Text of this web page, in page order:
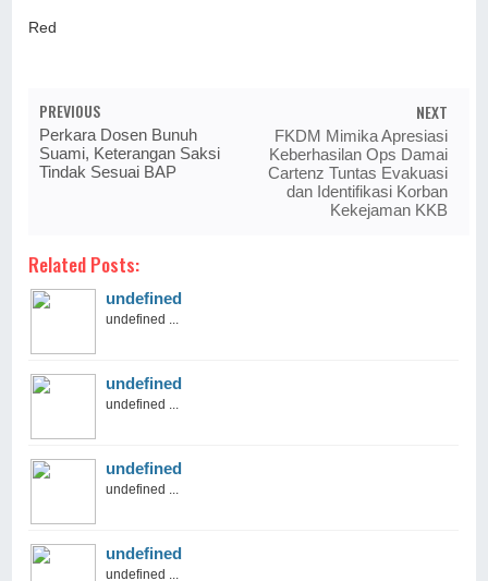
Red
PREVIOUS
Perkara Dosen Bunuh
Suami, Keterangan Saksi
Tindak Sesuai BAP
NEXT
FKDM Mimika Apresiasi
Keberhasilan Ops Damai
Cartenz Tuntas Evakuasi
dan Identifikasi Korban
Kekejaman KKB
Related Posts:
undefined
undefined ...
undefined
undefined ...
undefined
undefined ...
undefined
undefined ...